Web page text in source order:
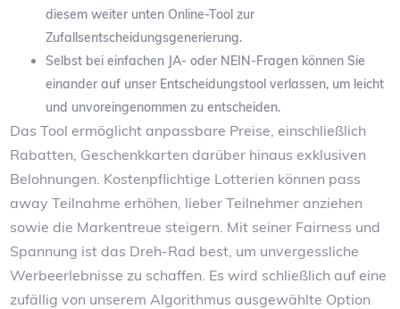
diesem weiter unten Online-Tool zur
Zufallsentscheidungsgenerierung.
Selbst bei einfachen JA- oder NEIN-Fragen können Sie
einander auf unser Entscheidungstool verlassen, um leicht
und unvoreingenommen zu entscheiden.
Das Tool ermöglicht anpassbare Preise, einschließlich
Rabatten, Geschenkkarten darüber hinaus exklusiven
Belohnungen. Kostenpflichtige Lotterien können pass
away Teilnahme erhöhen, lieber Teilnehmer anziehen
sowie die Markentreue steigern. Mit seiner Fairness und
Spannung ist das Dreh-Rad best, um unvergessliche
Werbeerlebnisse zu schaffen. Es wird schließlich auf eine
zufällig von unserem Algorithmus ausgewählte Option